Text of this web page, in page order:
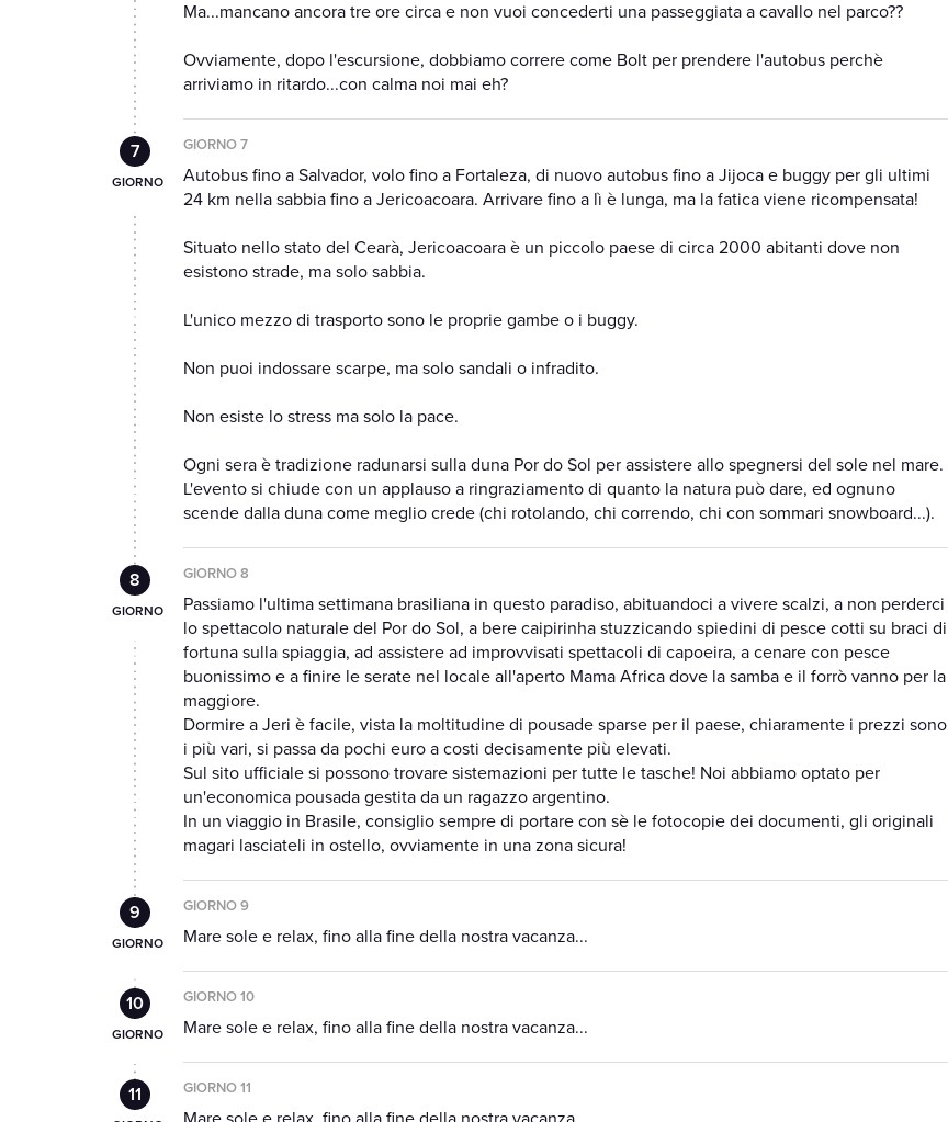
Ma...mancano ancora tre ore circa e non vuoi concederti una passeggiata a cavallo nel parco??
Ovviamente, dopo l'escursione, dobbiamo correre come Bolt per prendere l'autobus perchè
arriviamo in ritardo...con calma noi mai eh?
GIORNO 7
Autobus fino a Salvador, volo fino a Fortaleza, di nuovo autobus fino a Jijoca e buggy per gli ultimi
24 km nella sabbia fino a Jericoacoara. Arrivare fino a lì è lunga, ma la fatica viene ricompensata!
Situato nello stato del Cearà, Jericoacoara è un piccolo paese di circa 2000 abitanti dove non
esistono strade, ma solo sabbia.
L'unico mezzo di trasporto sono le proprie gambe o i buggy.
Non puoi indossare scarpe, ma solo sandali o infradito.
Non esiste lo stress ma solo la pace.
Ogni sera è tradizione radunarsi sulla duna Por do Sol per assistere allo spegnersi del sole nel mare.
L'evento si chiude con un applauso a ringraziamento di quanto la natura può dare, ed ognuno
scende dalla duna come meglio crede (chi rotolando, chi correndo, chi con sommari snowboard...).
GIORNO 8
Passiamo l'ultima settimana brasiliana in questo paradiso, abituandoci a vivere scalzi, a non perderci
lo spettacolo naturale del Por do Sol, a bere caipirinha stuzzicando spiedini di pesce cotti su braci di
fortuna sulla spiaggia, ad assistere ad improvvisati spettacoli di capoeira, a cenare con pesce
buonissimo e a finire le serate nel locale all'aperto Mama Africa dove la samba e il forrò vanno per la
maggiore.
Dormire a Jeri è facile, vista la moltitudine di pousade sparse per il paese, chiaramente i prezzi sono
i più vari, si passa da pochi euro a costi decisamente più elevati.
Sul sito ufficiale si possono trovare sistemazioni per tutte le tasche! Noi abbiamo optato per
un'economica pousada gestita da un ragazzo argentino.
In un viaggio in Brasile, consiglio sempre di portare con sè le fotocopie dei documenti, gli originali
magari lasciateli in ostello, ovviamente in una zona sicura!
GIORNO 9
Mare sole e relax, fino alla fine della nostra vacanza...
GIORNO 10
Mare sole e relax, fino alla fine della nostra vacanza...
GIORNO 11